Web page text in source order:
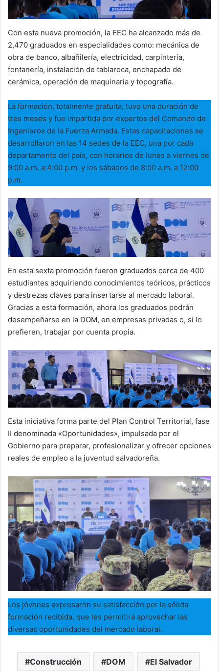
Con esta nueva promoción, la EEC ha alcanzado más de
2,470 graduados en especialidades como: mecánica de
obra de banco, albañilería, electricidad, carpintería,
fontanería, instalación de tablaroca, enchapado de
cerámica, operación de maquinaria y topografía.
La formación, totalmente gratuita, tuvo una duración de
tres meses y fue impartida por expertos del Comando de
Ingenieros de la Fuerza Armada. Estas capacitaciones se
desarrollaron en las 14 sedes de la EEC, una por cada
departamento del país, con horarios de lunes a viernes de
9:00 a.m. a 4:00 p.m. y los sábados de 8:00 a.m. a 12:00
p.m.
En esta sexta promoción fueron graduados cerca de 400
estudiantes adquiriendo conocimientos teóricos, prácticos
y destrezas claves para insertarse al mercado laboral.
Gracias a esta formación, ahora los graduados podrán
desempeñarse en la DOM, en empresas privadas o, si lo
prefieren, trabajar por cuenta propia.
Esta iniciativa forma parte del Plan Control Territorial, fase
II denominada «Oportunidades», impulsada por el
Gobierno para preparar, profesionalizar y ofrecer opciones
reales de empleo a la juventud salvadoreña.
Los jóvenes expresaron su satisfacción por la sólida
formación recibida, que les permitirá aprovechar las
diversas oportunidades del mercado laboral.
Construcción DOM El Salvador